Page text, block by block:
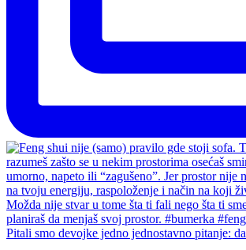
Pitali smo devojke jedno jednostavno pitanje: da